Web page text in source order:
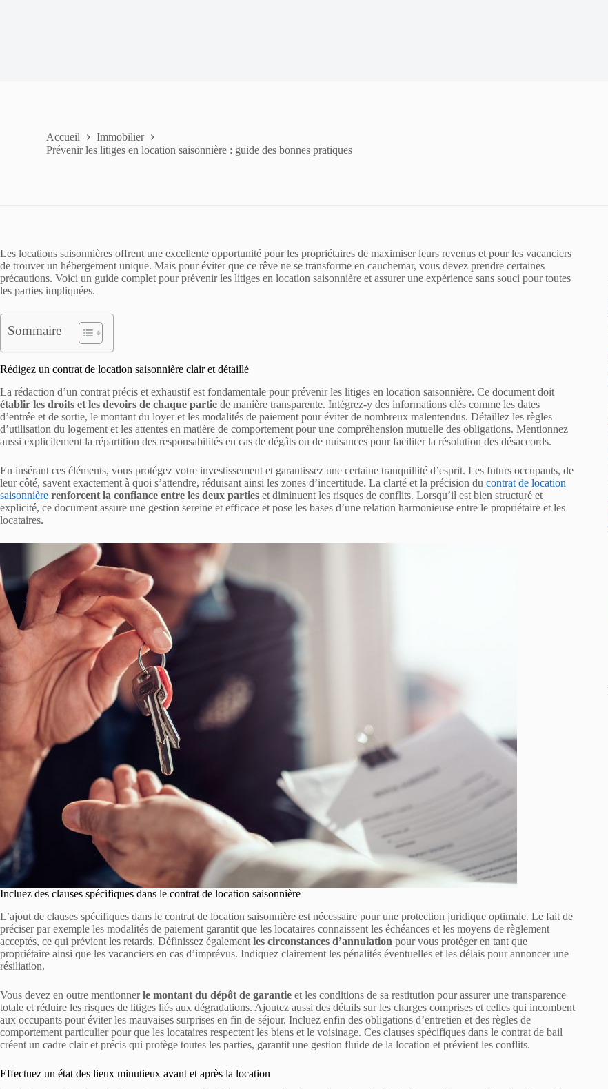
Accueil
Immobilier
Prévenir les litiges en location saisonnière : guide des bonnes pratiques
Les locations saisonnières offrent une excellente opportunité pour les propriétaires de maximiser leurs revenus et pour les vacanciers
de trouver un hébergement unique. Mais pour éviter que ce rêve ne se transforme en cauchemar, vous devez prendre certaines
précautions. Voici un guide complet pour prévenir les litiges en location saisonnière et assurer une expérience sans souci pour toutes
les parties impliquées.
Sommaire
Rédigez un contrat de location saisonnière clair et détaillé
La rédaction d’un contrat précis et exhaustif est fondamentale pour prévenir les litiges en location saisonnière. Ce document doit
établir les droits et les devoirs de chaque partie de manière transparente. Intégrez-y des informations clés comme les dates
d’entrée et de sortie, le montant du loyer et les modalités de paiement pour éviter de nombreux malentendus. Détaillez les règles
d’utilisation du logement et les attentes en matière de comportement pour une compréhension mutuelle des obligations. Mentionnez
aussi explicitement la répartition des responsabilités en cas de dégâts ou de nuisances pour faciliter la résolution des désaccords.
En insérant ces éléments, vous protégez votre investissement et garantissez une certaine tranquillité d’esprit. Les futurs occupants, de
leur côté, savent exactement à quoi s’attendre, réduisant ainsi les zones d’incertitude. La clarté et la précision du contrat de location
saisonnière renforcent la confiance entre les deux parties et diminuent les risques de conflits. Lorsqu’il est bien structuré et
explicité, ce document assure une gestion sereine et efficace et pose les bases d’une relation harmonieuse entre le propriétaire et les
locataires.
Incluez des clauses spécifiques dans le contrat de location saisonnière
L’ajout de clauses spécifiques dans le contrat de location saisonnière est nécessaire pour une protection juridique optimale. Le fait de
préciser par exemple les modalités de paiement garantit que les locataires connaissent les échéances et les moyens de règlement
acceptés, ce qui prévient les retards. Définissez également les circonstances d’annulation pour vous protéger en tant que
propriétaire ainsi que les vacanciers en cas d’imprévus. Indiquez clairement les pénalités éventuelles et les délais pour annoncer une
résiliation.
Vous devez en outre mentionnerle montant du dépôt de garantie et les conditions de sa restitution pour assurer une transparence
totale et réduire les risques de litiges liés aux dégradations. Ajoutez aussi des détails sur les charges comprises et celles qui incombent
aux occupants pour éviter les mauvaises surprises en fin de séjour. Incluez enfin des obligations d’entretien et des règles de
comportement particulier pour que les locataires respectent les biens et le voisinage. Ces clauses spécifiques dans le contrat de bail
créent un cadre clair et précis qui protège toutes les parties, garantit une gestion fluide de la location et prévient les conflits.
Effectuez un état des lieux minutieux avant et après la location